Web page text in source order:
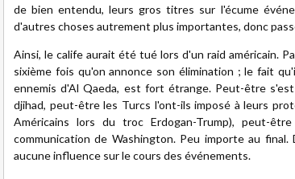
de bien entendu, leurs gros titres sur l'écume
d'autres choses autrement plus importantes, donc
Ainsi, le calife aurait été tué lors d'un raid américain.
sixième fois qu'on annonce son élimination ; le fait
ennemis d'Al Qaeda, est fort étrange. Peut-être
djihad, peut-être les Turcs l'ont-ils imposé à leurs
Américains lors du troc Erdogan-Trump), peut-
communication de Washington. Peu importe au
aucune influence sur le cours des événements.